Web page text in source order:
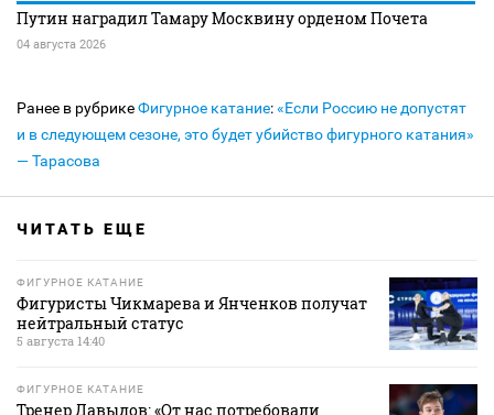
Путин наградил Тамару Москвину орденом Почета
04 августа 2026
Ранее в рубрикеФигурное катание:«Если Россию не допустят
и в следующем сезоне, это будет убийство фигурного катания»
— Тарасова
ЧИТАТЬ ЕЩЕ
ФИГУРНОЕ КАТАНИЕ
Фигуристы Чикмарева и Янченков получат
нейтральный статус
5 августа 14:40
ФИГУРНОЕ КАТАНИЕ
Тренер Давыдов: «От нас потребовали